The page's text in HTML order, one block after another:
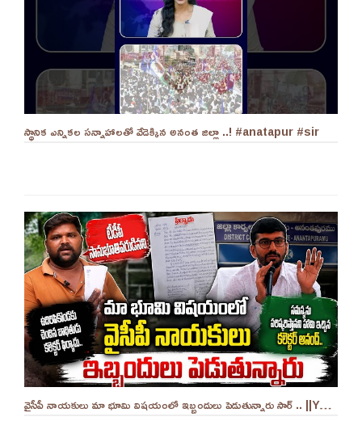
స్థానిక ఎన్నికల సన్నాహాలతో వేడెక్కిన అనంత జిల్లా ..! #anatapur #sir
వైసీపీ నాయకులు మా భూమి విషయంలో ఇబ్బందులు పెడుతున్నారు సార్ .. ||YES 9TV